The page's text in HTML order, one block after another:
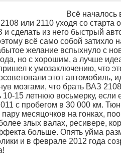
Всё началось
или 2110 уходя со старта
и сделать из него быстрый
всё само собой
желание вспыхнуло с
но с хорошим, а лучше
к умозаключению, что
этот
мозгами, что брать ВАЗ
10-15 летнюю восьмерку,
с пробегом в 30 000 км.
месяцочков на гонках,
злых валах, ресивере,
больше. Опять уйма
и в феврале 2012 года